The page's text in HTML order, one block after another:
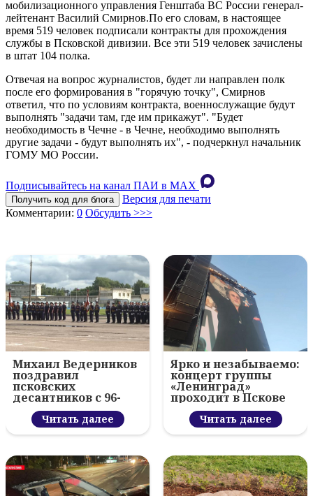
мобилизационного управления Генштаба ВС России генерал-
лейтенант Василий Смирнов.По его словам, в настоящее
время 519 человек подписали контракты для прохождения
службы в Псковской дивизии. Все эти 519 человек зачислены
в штат 104 полка.
Отвечая на вопрос журналистов, будет ли направлен полк
после его формирования в "горячую точку", Смирнов
ответил, что по условиям контракта, военнослужащие будут
выполнять "задачи там, где им прикажут". "Будет
необходимость в Чечне - в Чечне, необходимо выполнять
другие задачи - будут выполнять их", - подчеркнул начальник
ГОМУ МО России.
Подписывайтесь на канал ПАИ в MAХ
Получить код для блога
Версия для печати
Комментарии: 0 Обсудить >>>
Михаил Ведерников
поздравил
псковских
десантников с 96-
летием ВДВ и
вручил награды
Читать далее
Ярко и незабываемо:
концерт группы
«Ленинград»
проходит в Пскове
Читать далее